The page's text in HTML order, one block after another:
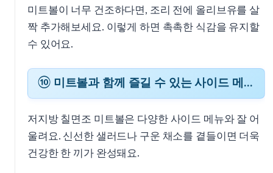
미트볼이 너무 건조하다면, 조리 전에 올리브유를 살
짝 추가해보세요. 이렇게 하면 촉촉한 식감을 유지할
수 있어요.
⑩ 미트볼과 함께 즐길 수 있는 사이드 메뉴
저지방 칠면조 미트볼은 다양한 사이드 메뉴와 잘 어
울려요. 신선한 샐러드나 구운 채소를 곁들이면 더욱
건강한 한 끼가 완성돼요.